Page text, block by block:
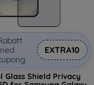
EXTRA10
Glass Shield Privacy